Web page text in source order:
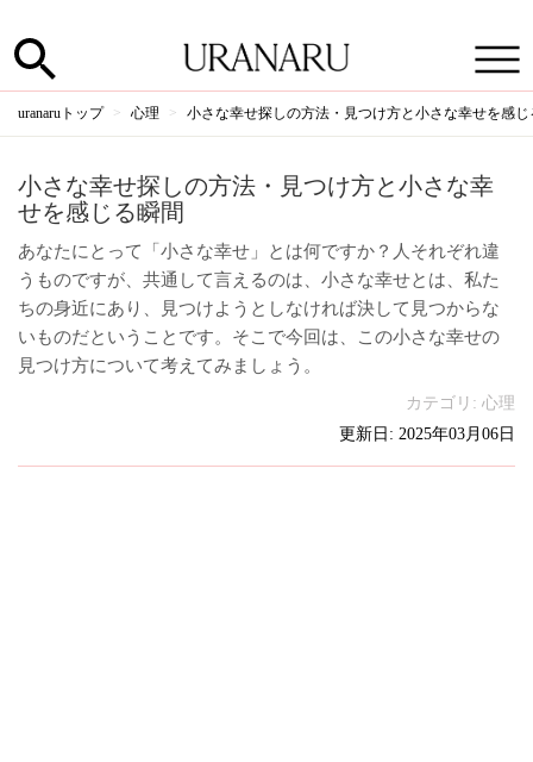
uranaruトップ 心理 小さな幸せ探しの方法・見つけ方と小さな幸せを感じ
小さな幸せ探しの方法・見つけ方と小さな幸
せを感じる瞬間
あなたにとって「小さな幸せ」とは何ですか？人それぞれ違
うものですが、共通して言えるのは、小さな幸せとは、私た
ちの身近にあり、見つけようとしなければ決して見つからな
いものだということです。そこで今回は、この小さな幸せの
見つけ方について考えてみましょう。
カテゴリ: 心理
更新日: 2025年03月06日